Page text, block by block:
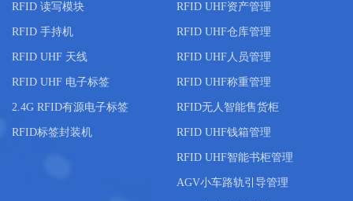
RFID 读写模块
RFID 手持机
RFID UHF 天线
RFID UHF 电子标签
2.4G RFID有源电子标签
RFID标签封装机
RFID UHF资产管理
RFID UHF仓库管理
RFID UHF人员管理
RFID UHF称重管理
RFID无人智能售货柜
RFID UHF钱箱管理
RFID UHF智能书柜管理
AGV小车路轨引导管理